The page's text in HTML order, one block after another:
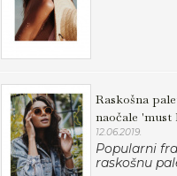
Raskošna
naočale 'must
12.06.2019.
Popularni
raskošnu